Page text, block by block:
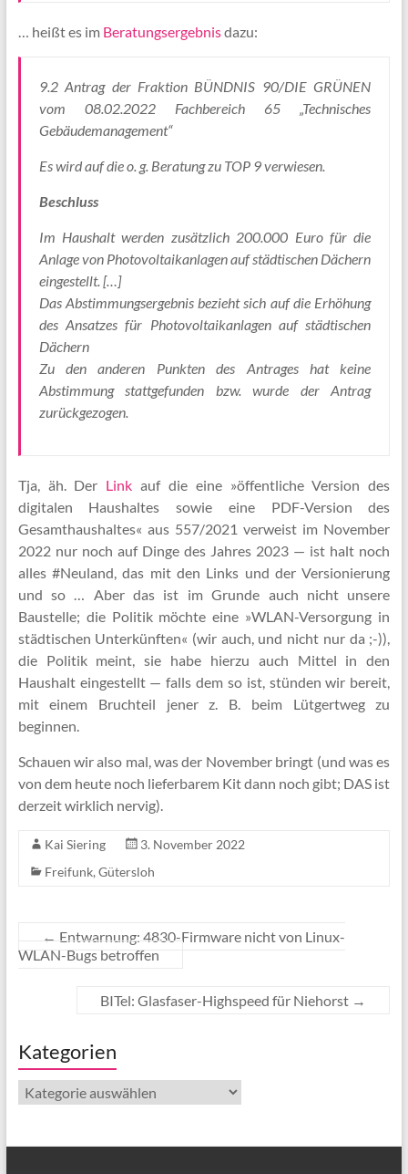
… heißt es im Beratungsergebnisdazu:
9.2 Antrag der Fraktion BÜNDNIS 90/DIE GRÜNEN
vom 08.02.2022 Fachbereich 65 „Technisches
Gebäudemanagement“
Es wird auf die o. g. Beratung zu TOP 9 verwiesen.
Beschluss
Im Haushalt werden zusätzlich 200.000 Euro für die
Anlage von Photovoltaikanlagen auf städtischen Dächern
eingestellt. […]
Das Abstimmungsergebnis bezieht sich auf die Erhöhung
des Ansatzes für Photovoltaikanlagen auf städtischen
Dächern
Zu den anderen Punkten des Antrages hat keine
Abstimmung stattgefunden bzw. wurde der Antrag
zurückgezogen.
Tja, äh. Der Link auf die eine »öffentliche Version des
digitalen Haushaltes sowie eine PDF-Version des
Gesamthaushaltes« aus 557/2021 verweist im November
2022 nur noch auf Dinge des Jahres 2023 — ist halt noch
alles #­Neuland, das mit den Links und der Versionierung
und so … Aber das ist im Grunde auch nicht unsere
Baustelle; die Politik möchte eine »WLAN-Versorgung in
städtischen Unterkünften« (wir auch, und nicht nur da ;-)),
die Politik meint, sie habe hierzu auch Mittel in den
Haushalt eingestellt — falls dem so ist, stünden wir bereit,
mit einem Bruchteil jener z. B. beim Lütgertweg zu
beginnen.
Schauen wir also mal, was der November bringt (und was es
von dem heute noch lieferbarem Kit dann noch gibt; DAS ist
derzeit wirklich nervig).
Kai Siering
3. November 2022
Freifunk, Gütersloh
← Entwarnung: 4830-Firmware nicht von Linux-
WLAN-Bugs betroffen
BITel: Glasfaser-Highspeed für Niehorst →
Kategorien
Kategorien